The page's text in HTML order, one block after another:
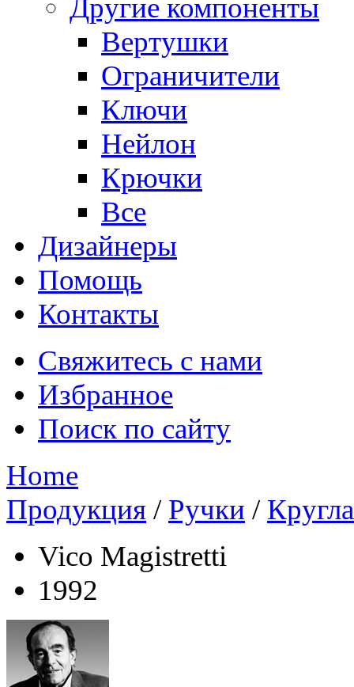
Другие компоненты
Вертушки
Ограничители
Ключи
Нейлон
Крючки
Все
Дизайнеры
Помощь
Контакты
Свяжитесь с нами
Избранное
Поиск по сайту
Home
Продукция / Ручки /
Vico Magistretti
1992